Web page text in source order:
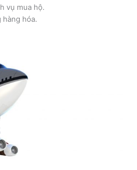
vụ mua hộ.
hóa.